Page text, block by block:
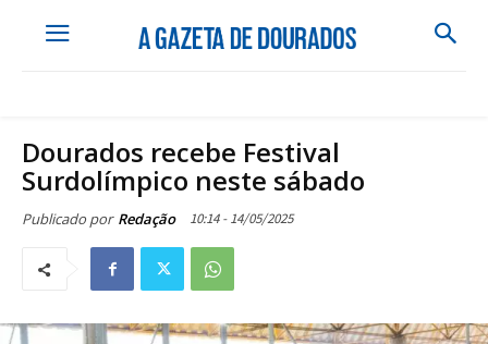
Dourados recebe Festival
Surdolímpico neste sábado
Publicado por Redação 10:14 - 14/05/2025